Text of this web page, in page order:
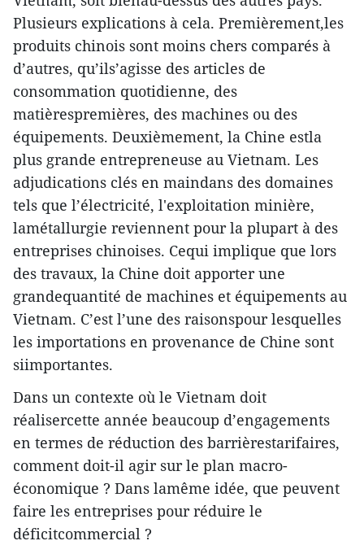
Plusieurs explications à cela. Premièrement,les
produits chinois sont moins chers comparés à
d’autres, qu’ils’agisse des articles de
consommation quotidienne, des
matièrespremières, des machines ou des
équipements. Deuxièmement, la Chine estla
plus grande entrepreneuse au Vietnam. Les
adjudications clés en maindans des domaines
tels que l’électricité, l'exploitation minière,
lamétallurgie reviennent pour la plupart à des
entreprises chinoises. Cequi implique que lors
des travaux, la Chine doit apporter une
grandequantité de machines et équipements au
Vietnam. C’est l’une des raisonspour lesquelles
les importations en provenance de Chine sont
siimportantes.
Dans un contexte où le Vietnam doit
réalisercette année beaucoup d’engagements
en termes de réduction des barrièrestarifaires,
comment doit-il agir sur le plan macro-
économique ? Dans lamême idée, que peuvent
faire les entreprises pour réduire le
déficitcommercial ?